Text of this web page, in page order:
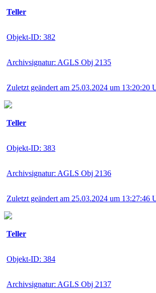
Teller
Objekt-ID: 382
Archivsignatur: AGLS Obj 2135
Zuletzt geändert am 25.03.2024 um 13:20:20
Teller
Objekt-ID: 383
Archivsignatur: AGLS Obj 2136
Zuletzt geändert am 25.03.2024 um 13:27:46
Teller
Objekt-ID: 384
Archivsignatur: AGLS Obj 2137